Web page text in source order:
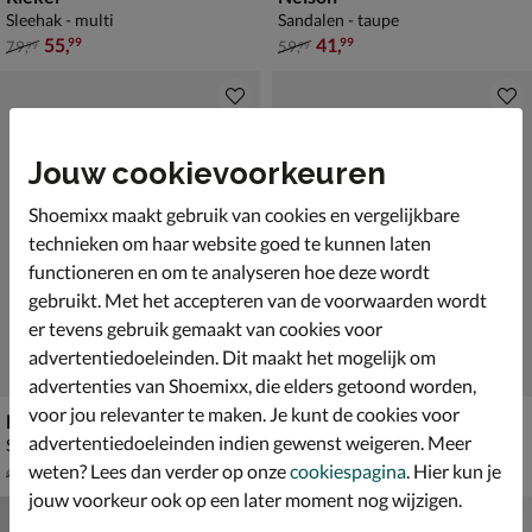
Sleehak - multi
van € 79,99 voor € 55,99
79,99 55,99
Sandalen - taupe
van € 59,99 voor € 41,99
59,99 41,99
Dolcis
Sandalen - beige
van € 49,99 voor € 34,99
49 99 34,99
Sandalen - zwart
van € 64,99 voor € 45,49
64,99 45,49
Jouw cookievoorkeuren
Shoemixx maakt gebruik van cookies en vergelijkbare
technieken om haar website goed te kunnen laten
functioneren en om te analyseren hoe deze wordt
gebruikt. Met het accepteren van de voorwaarden wordt
er tevens gebruik gemaakt van cookies voor
advertentiedoeleinden. Dit maakt het mogelijk om
advertenties van Shoemixx, die elders getoond worden,
voor jou relevanter te maken. Je kunt de cookies voor
advertentiedoeleinden indien gewenst weigeren. Meer
weten? Lees dan verder op onzecookiespagina. Hier kun je
jouw voorkeur ook op een later moment nog wijzigen.